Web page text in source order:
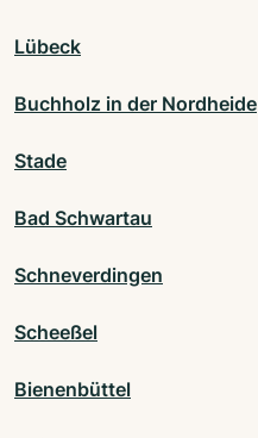
Lübeck
Buchholz in der Nordheide
Stade
Bad Schwartau
Schneverdingen
Scheeßel
Bienenbüttel